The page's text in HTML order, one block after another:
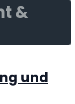
&
und